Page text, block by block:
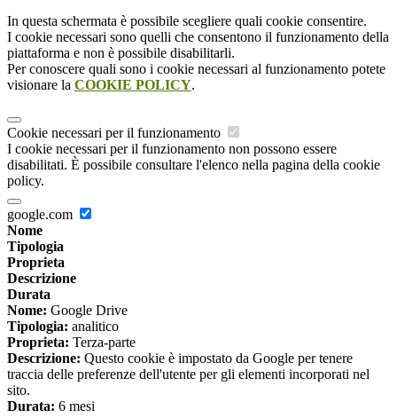
In questa schermata è possibile scegliere quali cookie consentire.
I cookie necessari sono quelli che consentono il funzionamento della
piattaforma e non è possibile disabilitarli.
Per conoscere quali sono i cookie necessari al funzionamento potete
visionare la COOKIE POLICY.
Cookie necessari per il funzionamento
I cookie necessari per il funzionamento non possono essere
disabilitati. È possibile consultare l'elenco nella pagina della cookie
policy.
google.com
Nome
Tipologia
Proprieta
Descrizione
Durata
Nome: Google Drive
Tipologia: analitico
Proprieta: Terza-parte
Descrizione: Questo cookie è impostato da Google per tenere
traccia delle preferenze dell'utente per gli elementi incorporati nel
sito.
Durata: 6 mesi